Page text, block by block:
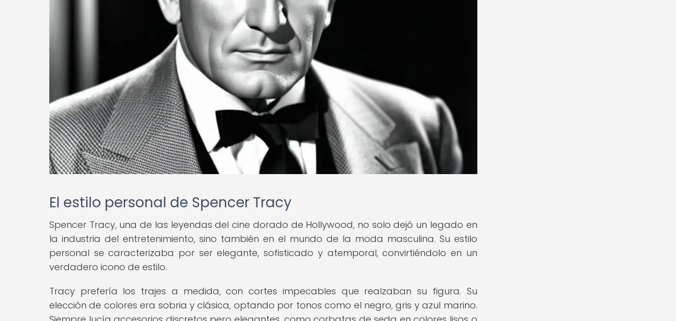
El estilo personal de Spencer Tracy
Spencer Tracy, una de las leyendas del cine dorado de Hollywood, no solo dejó un legado en
la industria del entretenimiento, sino también en el mundo de la moda masculina. Su estilo
personal se caracterizaba por ser elegante, sofisticado y atemporal, convirtiéndolo en un
verdadero icono de estilo.
Tracy prefería los trajes a medida, con cortes impecables que realzaban su figura. Su
elección de colores era sobria y clásica, optando por tonos como el negro, gris y azul marino.